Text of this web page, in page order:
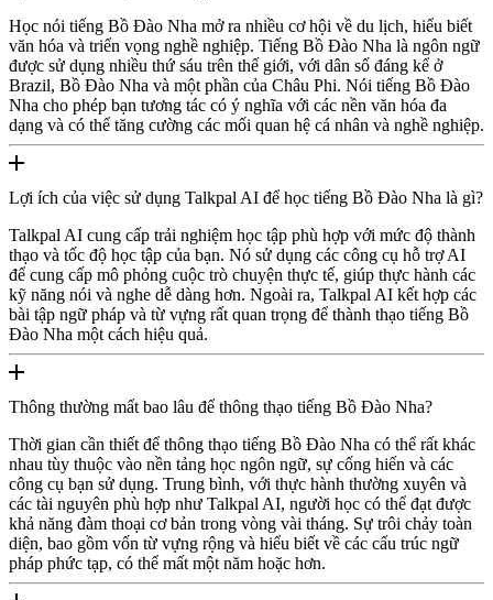
Học nói tiếng Bồ Đào Nha mở ra nhiều cơ hội về du lịch, hiểu biết
văn hóa và triển vọng nghề nghiệp. Tiếng Bồ Đào Nha là ngôn ngữ
được sử dụng nhiều thứ sáu trên thế giới, với dân số đáng kể ở
Brazil, Bồ Đào Nha và một phần của Châu Phi. Nói tiếng Bồ Đào
Nha cho phép bạn tương tác có ý nghĩa với các nền văn hóa đa
dạng và có thể tăng cường các mối quan hệ cá nhân và nghề nghiệp.
Lợi ích của việc sử dụng Talkpal AI để học tiếng Bồ Đào Nha là gì?
Talkpal AI cung cấp trải nghiệm học tập phù hợp với mức độ thành
thạo và tốc độ học tập của bạn. Nó sử dụng các công cụ hỗ trợ AI
để cung cấp mô phỏng cuộc trò chuyện thực tế, giúp thực hành các
kỹ năng nói và nghe dễ dàng hơn. Ngoài ra, Talkpal AI kết hợp các
bài tập ngữ pháp và từ vựng rất quan trọng để thành thạo tiếng Bồ
Đào Nha một cách hiệu quả.
Thông thường mất bao lâu để thông thạo tiếng Bồ Đào Nha?
Thời gian cần thiết để thông thạo tiếng Bồ Đào Nha có thể rất khác
nhau tùy thuộc vào nền tảng học ngôn ngữ, sự cống hiến và các
công cụ bạn sử dụng. Trung bình, với thực hành thường xuyên và
các tài nguyên phù hợp như Talkpal AI, người học có thể đạt được
khả năng đàm thoại cơ bản trong vòng vài tháng. Sự trôi chảy toàn
diện, bao gồm vốn từ vựng rộng và hiểu biết về các cấu trúc ngữ
pháp phức tạp, có thể mất một năm hoặc hơn.